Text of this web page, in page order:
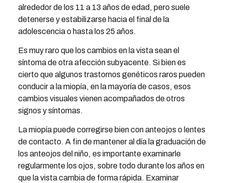
alrededor de los 11 a 13 años de edad, pero suele
detenerse y estabilizarse hacia el final de la
adolescencia o hasta los 25 años.
Es muy raro que los cambios en la vista sean el
síntoma de otra afección subyacente. Si bien es
cierto que algunos trastornos genéticos raros pueden
conducir a la miopía, en la mayoría de casos, esos
cambios visuales vienen acompañados de otros
signos y síntomas.
La miopía puede corregirse bien con anteojos o lentes
de contacto. A fin de mantener al día la graduación de
los anteojos del niño, es importante examinarle
regularmente los ojos, sobre todo durante los años en
que la vista cambia de forma rápida. Examinar